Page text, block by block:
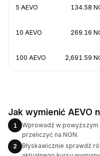
5 AEVO 134.58
10 AEVO 269.16
100 AEVO 2,691.59
Jak wymienić AEVO
1
Wprowadź w powyższym
przeliczyć na NGN.
2
Błyskawicznie sprawdź